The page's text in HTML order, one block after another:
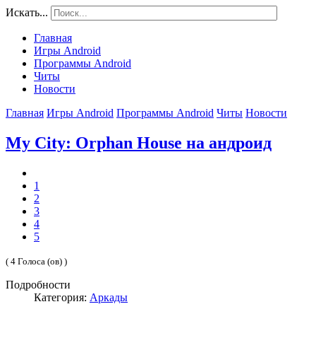
Искать...
Главная
Игры Android
Программы Android
Читы
Новости
Главная Игры Android Программы Android Читы Новости
My City: Orphan House на андроид
1
2
3
4
5
( 4 Голоса (ов) )
Подробности
Категория: Аркады